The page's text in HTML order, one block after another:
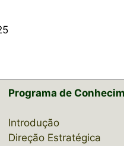
Programa de
Introdução
Direção Estratégica